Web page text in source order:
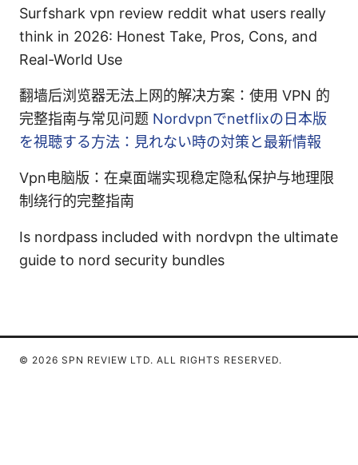
Surfshark vpn review reddit what users really
think in 2026: Honest Take, Pros, Cons, and
Real-World Use
翻墙后浏览器无法上网的解决方案：使用 VPN 的
完整指南与常见问题 Nordvpnでnetflixの日本版
を視聴する方法：見れない時の対策と最新情報
Vpn电脑版：在桌面端实现稳定隐私保护与地理限
制绕行的完整指南
Is nordpass included with nordvpn the ultimate
guide to nord security bundles
© 2026 SPN REVIEW LTD. ALL RIGHTS RESERVED.